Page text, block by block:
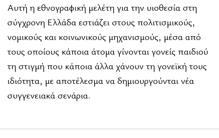
Αυτή η εθνογραφική μελέτη για την υιοθεσία στη
σύγχρονη Ελλάδα εστιάζει στους πολιτισμικούς,
νομικούς και κοινωνικούς μηχανισμούς, μέσα από
τους οποίους κάποια άτομα γίνονται γονείς παιδιού
τη στιγμή που κάποια άλλα χάνουν τη γονεϊκή τους
ιδιότητα, με αποτέλεσμα να δημιουργούνται νέα
συγγενειακά σενάρια.